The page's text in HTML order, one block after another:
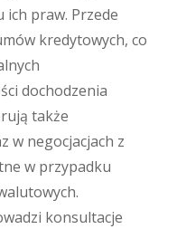
praw. Przede
kredytowych, co
dochodzenia
także
w negocjacjach z
w przypadku
konsultacje